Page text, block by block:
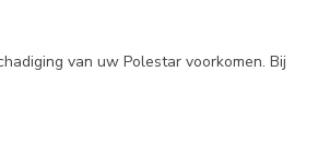
van uw Polestar voorkomen. Bij